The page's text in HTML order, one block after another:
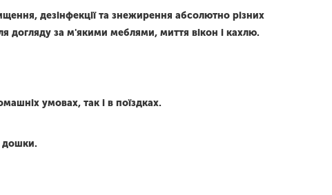
дезінфекції та знежирення абсолютно різних
догляду за м'якими меблями, миття вікон і кахлю.
умовах, так і в поїздках.
дошки.